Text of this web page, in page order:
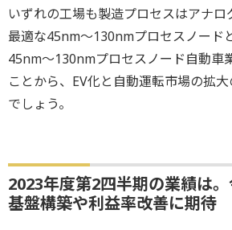
いずれの工場も製造プロセスはアナ
最適な45nm～130nmプロセスノード
45nm～130nmプロセスノード自動車
ことから、EV化と自動運転市場の拡
でしょう。
2023年度第2四半期の業績は
基盤構築や利益率改善に期待